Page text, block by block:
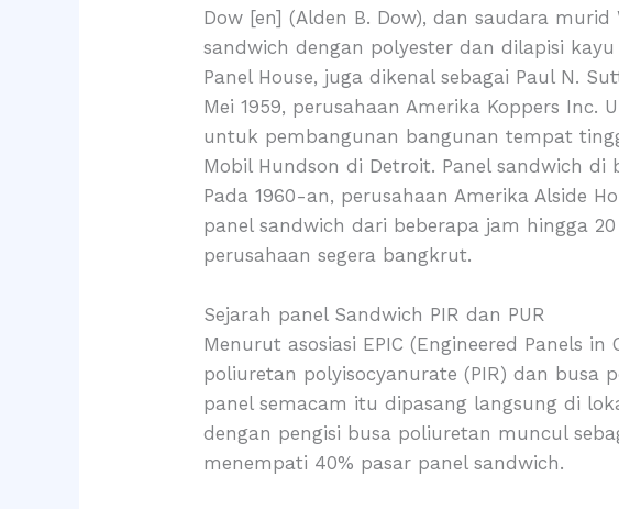
Dow [en] (Alden B. Dow), dan saudara
sandwich dengan polyester dan dilapisi
Panel House, juga dikenal sebagai Paul N.
Mei 1959, perusahaan Amerika Koppers
untuk pembangunan bangunan tempat
Mobil Hundson di Detroit. Panel sandwich
Pada 1960-an, perusahaan Amerika Alside
panel sandwich dari beberapa jam hingga
perusahaan segera bangkrut.
Sejarah panel Sandwich PIR dan PUR
Menurut asosiasi EPIC (Engineered Panels
poliuretan polyisocyanurate (PIR) dan busa
panel semacam itu dipasang langsung di
dengan pengisi busa poliuretan muncul
menempati 40% pasar panel sandwich.